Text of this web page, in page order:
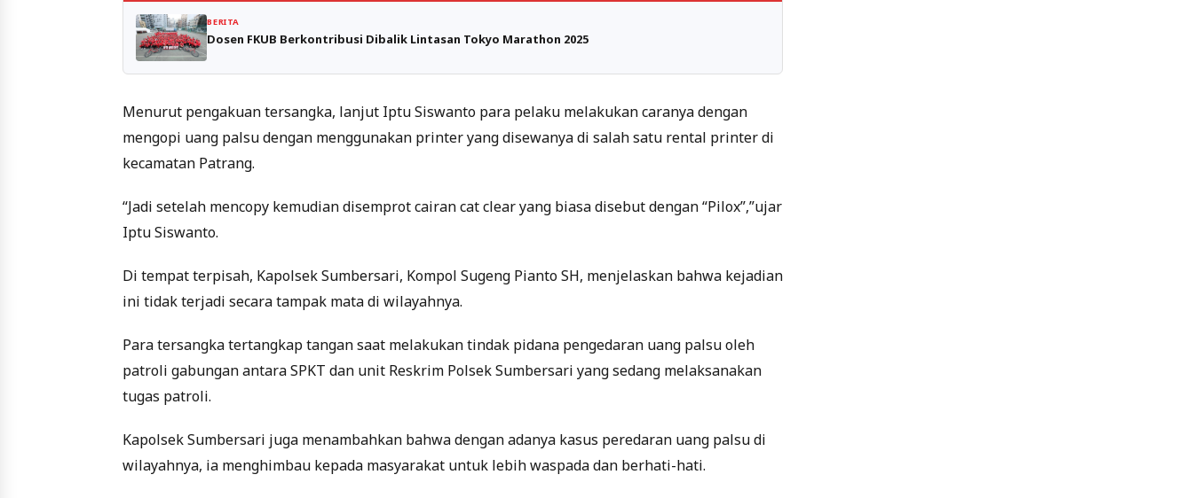
BERITA
Dosen FKUB Berkontribusi Dibalik Lintasan Tokyo Marathon 2025
Menurut pengakuan tersangka, lanjut Iptu Siswanto para pelaku melakukan caranya dengan
mengopi uang palsu dengan menggunakan printer yang disewanya di salah satu rental printer di
kecamatan Patrang.
“Jadi setelah mencopy kemudian disemprot cairan cat clear yang biasa disebut dengan “Pilox”,”ujar
Iptu Siswanto.
Di tempat terpisah, Kapolsek Sumbersari, Kompol Sugeng Pianto SH, menjelaskan bahwa kejadian
ini tidak terjadi secara tampak mata di wilayahnya.
Para tersangka tertangkap tangan saat melakukan tindak pidana pengedaran uang palsu oleh
patroli gabungan antara SPKT dan unit Reskrim Polsek Sumbersari yang sedang melaksanakan
tugas patroli.
Kapolsek Sumbersari juga menambahkan bahwa dengan adanya kasus peredaran uang palsu di
wilayahnya, ia menghimbau kepada masyarakat untuk lebih waspada dan berhati-hati.